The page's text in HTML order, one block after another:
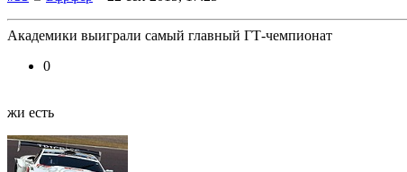
Академики выиграли самый главный ГТ-чемпионат
0
жи есть